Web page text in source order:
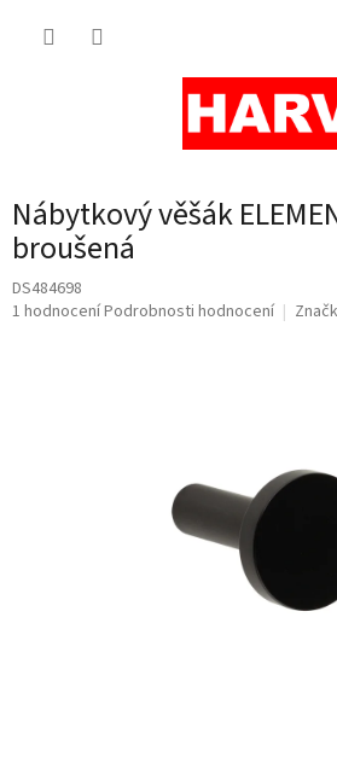
Nábytkový věšák
broušená
DS484698
Průměrné
1 hodnoceníPodrobnosti hodnocení